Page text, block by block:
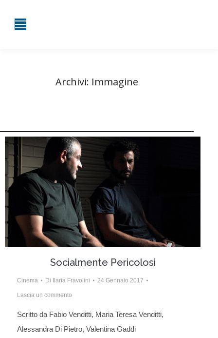
Archivi: Immagine
Socialmente Pericolosi
Cinema Di Ilaria Fravolini 24 Gennaio 2017
Lascia un commento
Scritto da Fabio Venditti, Maria Teresa Venditti,
Alessandra Di Pietro, Valentina Gaddi